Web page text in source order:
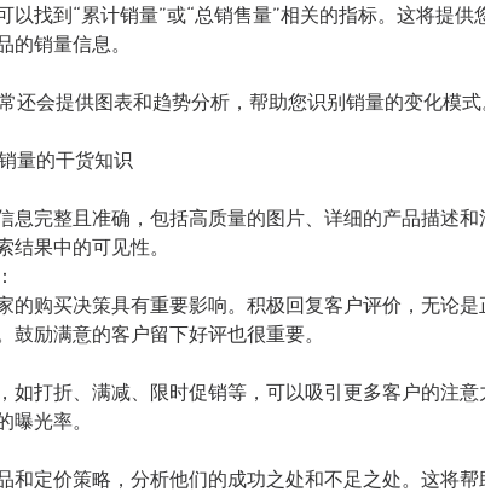
以找到“累计销量”或“总销售量”相关的指标。这将提
的销量信息。
还会提供图表和趋势分析，帮助您识别销量的变化模
量的干货知识
息完整且准确，包括高质量的图片、详细的产品描述
结果中的可见性。
的购买决策具有重要影响。积极回复客户评价，无论
鼓励满意的客户留下好评也很重要。
如打折、满减、限时促销等，可以吸引更多客户的注
曝光率。
和定价策略，分析他们的成功之处和不足之处。这将